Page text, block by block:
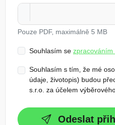
Pouze PDF, maximálně 5 MB
Souhlasím se zpracováním
Souhlasím s tím, že mé
údaje, životopis) budou
s.r.o. za účelem
Odeslat